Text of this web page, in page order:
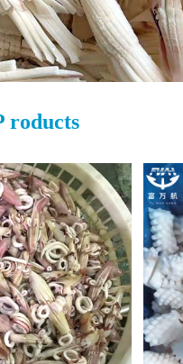
roducts